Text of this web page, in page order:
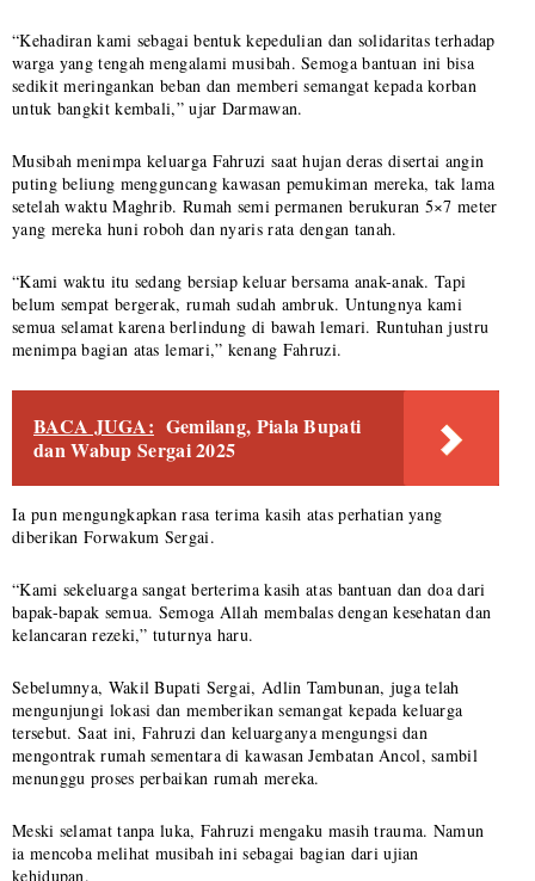
“Kehadiran kami sebagai bentuk kepedulian dan solidaritas terhadap
warga yang tengah mengalami musibah. Semoga bantuan ini bisa
sedikit meringankan beban dan memberi semangat kepada korban
untuk bangkit kembali,” ujar Darmawan.
Musibah menimpa keluarga Fahruzi saat hujan deras disertai angin
puting beliung mengguncang kawasan pemukiman mereka, tak lama
setelah waktu Maghrib. Rumah semi permanen berukuran 5×7 meter
yang mereka huni roboh dan nyaris rata dengan tanah.
“Kami waktu itu sedang bersiap keluar bersama anak-anak. Tapi
belum sempat bergerak, rumah sudah ambruk. Untungnya kami
semua selamat karena berlindung di bawah lemari. Runtuhan justru
menimpa bagian atas lemari,” kenang Fahruzi.
BACA JUGA: Gemilang, Piala Bupati
dan Wabup Sergai 2025
Ia pun mengungkapkan rasa terima kasih atas perhatian yang
diberikan Forwakum Sergai.
“Kami sekeluarga sangat berterima kasih atas bantuan dan doa dari
bapak-bapak semua. Semoga Allah membalas dengan kesehatan dan
kelancaran rezeki,” tuturnya haru.
Sebelumnya, Wakil Bupati Sergai, Adlin Tambunan, juga telah
mengunjungi lokasi dan memberikan semangat kepada keluarga
tersebut. Saat ini, Fahruzi dan keluarganya mengungsi dan
mengontrak rumah sementara di kawasan Jembatan Ancol, sambil
menunggu proses perbaikan rumah mereka.
Meski selamat tanpa luka, Fahruzi mengaku masih trauma. Namun
ia mencoba melihat musibah ini sebagai bagian dari ujian
kehidupan.